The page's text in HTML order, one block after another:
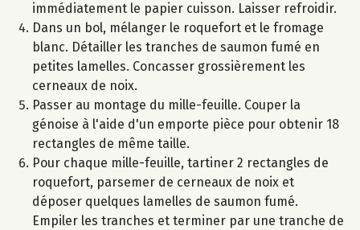
immédiatement le papier cuisson. Laisser refroidir.
Dans un bol, mélanger le roquefort et le fromage
blanc. Détailler les tranches de saumon fumé en
petites lamelles. Concasser grossièrement les
cerneaux de noix.
Passer au montage du mille-feuille. Couper la
génoise à l'aide d'un emporte pièce pour obtenir 18
rectangles de même taille.
Pour chaque mille-feuille, tartiner 2 rectangles de
roquefort, parsemer de cerneaux de noix et
déposer quelques lamelles de saumon fumé.
Empiler les tranches et terminer par une tranche de